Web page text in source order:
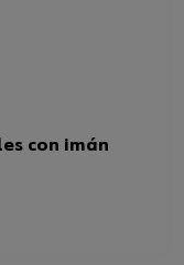
con imán